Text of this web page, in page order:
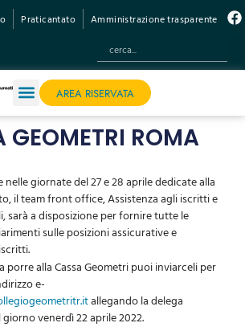
Praticantato Amministrazione trasparente
AREA RISERVATA
GEOMETRI ROMA
giornate del 27 e 28 aprile dedicate alla
il team front office, Assistenza agli iscritti e
sarà a disposizione per fornire tutte le
sulle posizioni assicurative e
porre alla Cassa Geometri puoi inviarceli per
e-
allegando la delega
venerdì 22 aprile 2022.